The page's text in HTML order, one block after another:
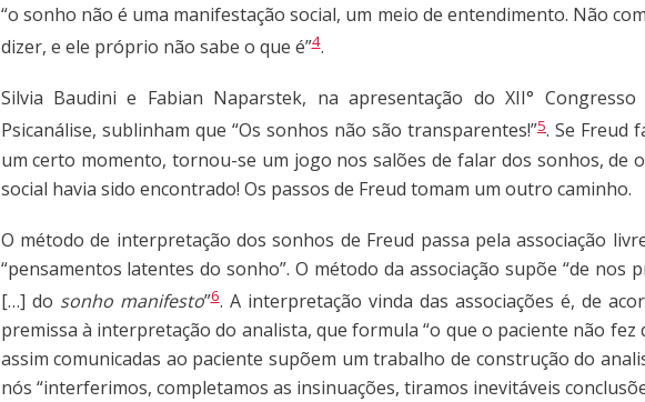
“o sonho não é uma manifestação social, um meio de entendimento. Não
dizer, e ele próprio não sabe o que é”4.
Silvia Baudini e Fabian Naparstek, na apresentação do XII°
Psicanálise, sublinham que “Os sonhos não são transparentes!”5. Se Freud
um certo momento, tornou-se um jogo nos salões de falar dos sonhos, de
social havia sido encontrado! Os passos de Freud tomam um outro caminho.
O método de interpretação dos sonhos de Freud passa pela associação
“pensamentos latentes do sonho”. O método da associação supõe “de nos
[…] do sonho manifesto”6. A interpretação vinda das associações é, de
premissa à interpretação do analista, que formula “o que o paciente não fez
assim comunicadas ao paciente supõem um trabalho de construção do
nós “interferimos, completamos as insinuações, tiramos inevitáveis